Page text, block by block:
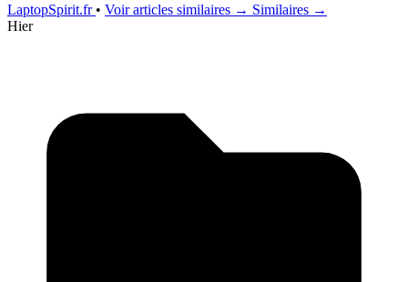
LaptopSpirit.fr • Voir articles similaires → Similaires →
Hier